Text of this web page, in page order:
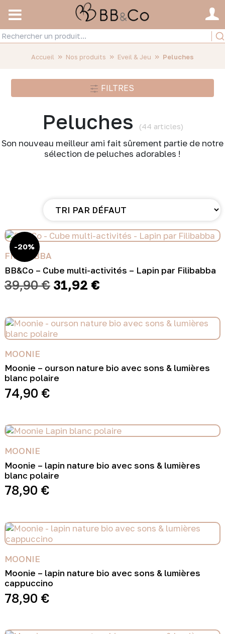
Accueil » Nos produits » Eveil & Jeu » Peluches
FILTRES
Peluches (44 articles)
Son nouveau meilleur ami fait sûrement partie de notre
sélection de peluches adorables !
-20%
FILIBABBA
BB&Co – Cube multi-activités – Lapin par Filibabba
39,90€ Le
prix
était :
39,90 €.
31,92 €Le
est :
31,92 €.
MOONIE
Moonie – ourson nature bio avec sons & lumières
blanc polaire
74,90 €
MOONIE
Moonie – lapin nature bio avec sons & lumières
blanc polaire
78,90 €
MOONIE
Moonie – lapin nature bio avec sons & lumières
cappuccino
78,90 €